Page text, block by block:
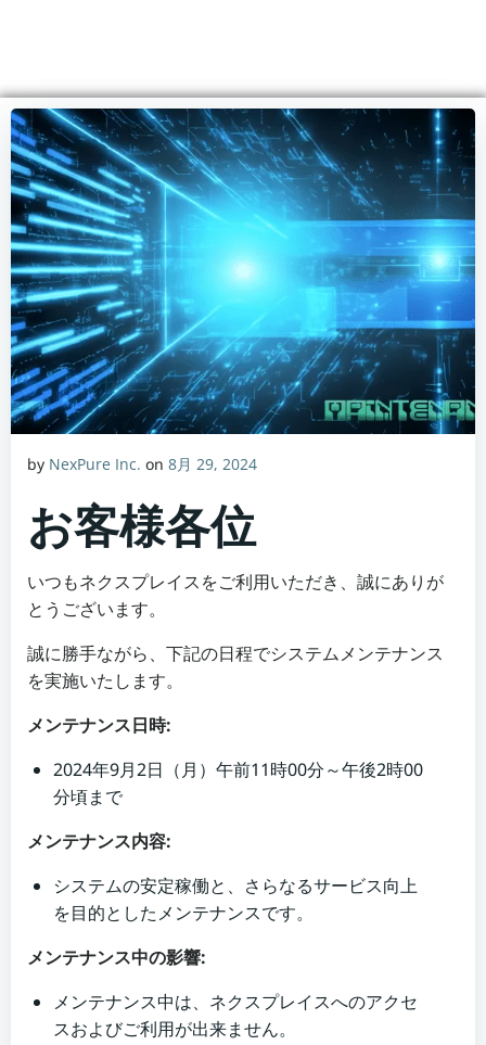
ン
ツ
へ
ス
キ
ッ
プ
by NexPure Inc. on 8月 29, 2024
お客様各位
いつもネクスプレイスをご利用いただき、誠にありが
とうございます。
誠に勝手ながら、下記の日程でシステムメンテナンス
を実施いたします。
メンテナンス日時:
2024年9月2日（月）午前11時00分～午後2時00
分頃まで
メンテナンス内容:
システムの安定稼働と、さらなるサービス向上
を目的としたメンテナンスです。
メンテナンス中の影響:
メンテナンス中は、ネクスプレイスへのアクセ
スおよびご利用が出来ません。